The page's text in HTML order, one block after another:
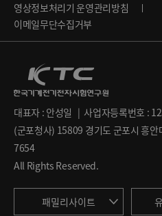
영상정보처리기 운영관리방침
이메일무단수집거부
대표자 : 안성일 | 사업자등록번호 :
(군포청사) 15809 경기도 군포시 흥
7654
All Rights Reserved.